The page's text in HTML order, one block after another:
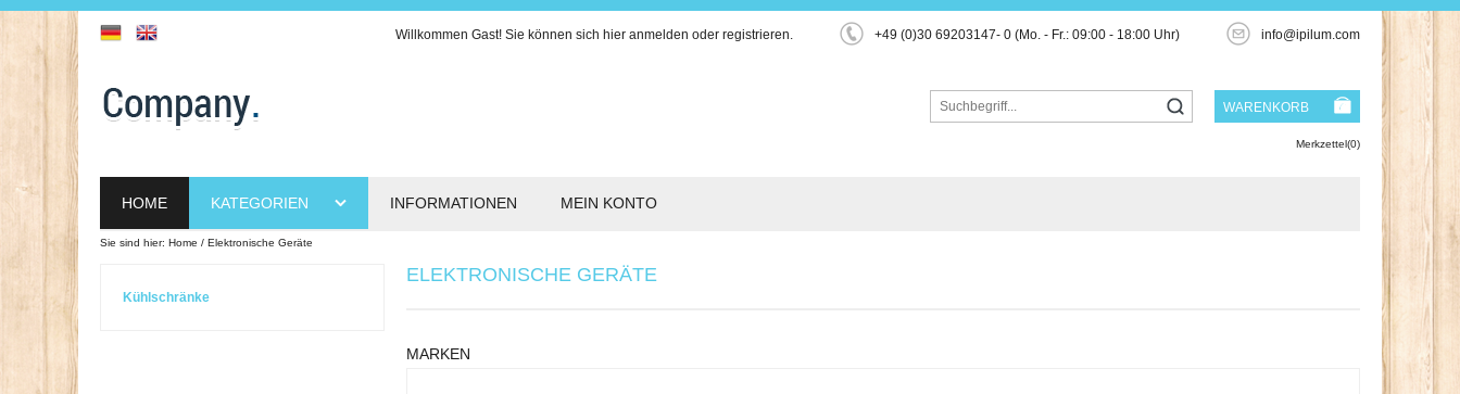
Willkommen Gast! Sie können sich hier anmelden oder registrieren. +49 (0)30 69203147- 0 (Mo. - Fr.: 09:00 - 18:00 Uhr) info@ipilum.com
WARENKORB
Merkzettel(0)
HOME KATEGORIEN INFORMATIONEN MEIN KONTO
Sie sind hier: Home Elektronische Geräte
Kühlschränke
ELEKTRONISCHE GERÄTE
MARKEN